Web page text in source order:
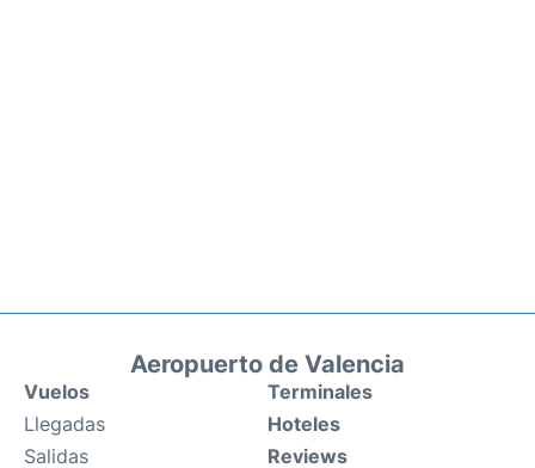
Aeropuerto de Valencia
Vuelos
Llegadas
Salidas
Terminales
Hoteles
Reviews